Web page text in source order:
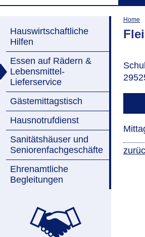
Hauswirtschaftliche
Hilfen
Essen auf Rädern &
Lebensmittel-
Lieferservice
Gästemittagstisch
Hausnotrufdienst
Sanitätshäuser und
Seniorenfachgeschäfte
Ehrenamtliche
Begleitungen
Home